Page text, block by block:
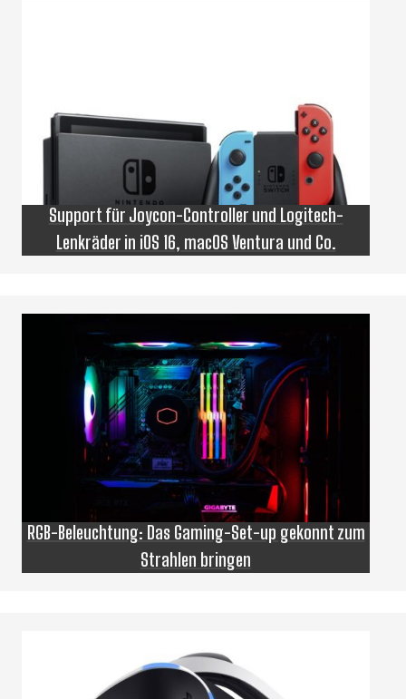
Support für Joycon-Controller und Logitech-
Lenkräder in iOS 16, macOS Ventura und Co.
RGB-Beleuchtung: Das Gaming-Set-up gekonnt zum
Strahlen bringen